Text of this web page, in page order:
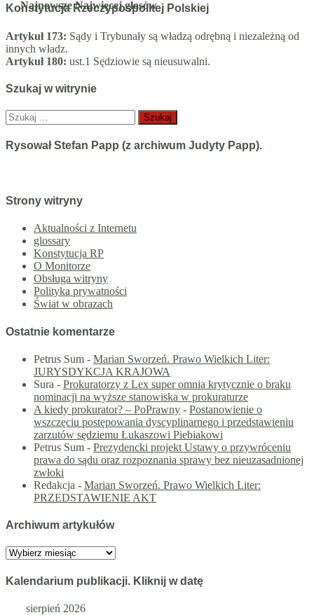
Najnowsze Najwięcej głosów
Konstytucja Rzeczypospolitej Polskiej
Artykuł 173: Sądy i Trybunały są władzą odrębną i niezależną od
innych władz.
Artykuł 180: ust.1 Sędziowie są nieusuwalni.
Szukaj w witrynie
Szukaj:
Rysował Stefan Papp (z archiwum Judyty Papp).
Strony witryny
Aktualności z Internetu
glossary
Konstytucja RP
O Monitorze
Obsługa witryny
Polityka prywatności
Świat w obrazach
Ostatnie komentarze
Petrus Sum - Marian Sworzeń. Prawo Wielkich Liter:
JURYSDYKCJA KRAJOWA
Sura - Prokuratorzy z Lex super omnia krytycznie o braku
nominacji na wyższe stanowiska w prokuraturze
A kiedy prokurator? – PoPrawny - Postanowienie o
wszczęciu postępowania dyscyplinarnego i przedstawieniu
zarzutów sędziemu Łukaszowi Piebiakowi
Petrus Sum - Prezydencki projekt Ustawy o przywróceniu
prawa do sądu oraz rozpoznania sprawy bez nieuzasadnionej
zwłoki
Redakcja - Marian Sworzeń. Prawo Wielkich Liter:
PRZEDSTAWIENIE AKT
Archiwum artykułów
Archiwum
Kalendarium publikacji. Kliknij w datę
sierpień 2026